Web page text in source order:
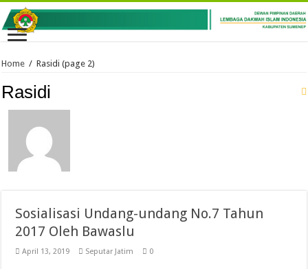
Home / Rasidi (page 2)
Rasidi
Sosialisasi Undang-undang No.7 Tahun
2017 Oleh Bawaslu
April 13, 2019 Seputar Jatim 0